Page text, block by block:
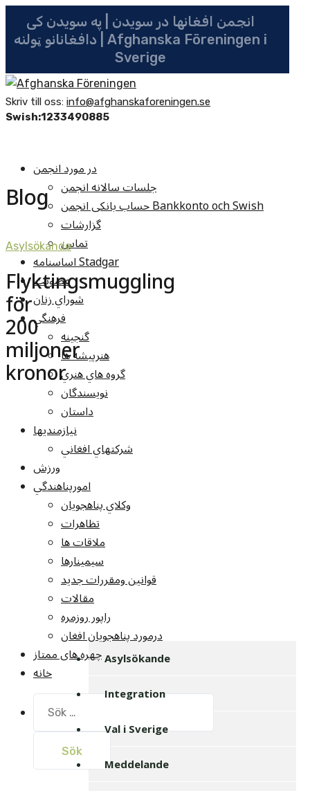
انجمن افغانها در سویدن | په سویدن کی
دافغانانو ټولنه | Afghanska Föreningen i
Sverige
Skriv till oss: info@afghanskaforeningen.se
Swish:1233490885
در مورد انجمن
جلسات سالانه انجمن
حساب بانکی انجمن Bankkonto och Swish
گزارشات
تماس
اساسنامه Stadgar
عضویت
شوراي زنان
فرهنگي
گنجينه
هنرپيشه ها
گروه هاي هنري
نويسندگان
داستان
نيازمنديها
شرکتهاي افغاني
ورزش
امورپناهندگي
وکلاي پناهجويان
تظاهرات
ملاقات ها
سيمينارها
قوانين ومقررات جديد
مقالات
راپور روزمره
درمورد پناهجويان افغان
چهره های ممتاز
خانه
efter:
Blog
Asylsökande
Flyktingsmuggling
för
200
miljoner
kronor
Asylsökande
Integration
Val i Sverige
Meddelande